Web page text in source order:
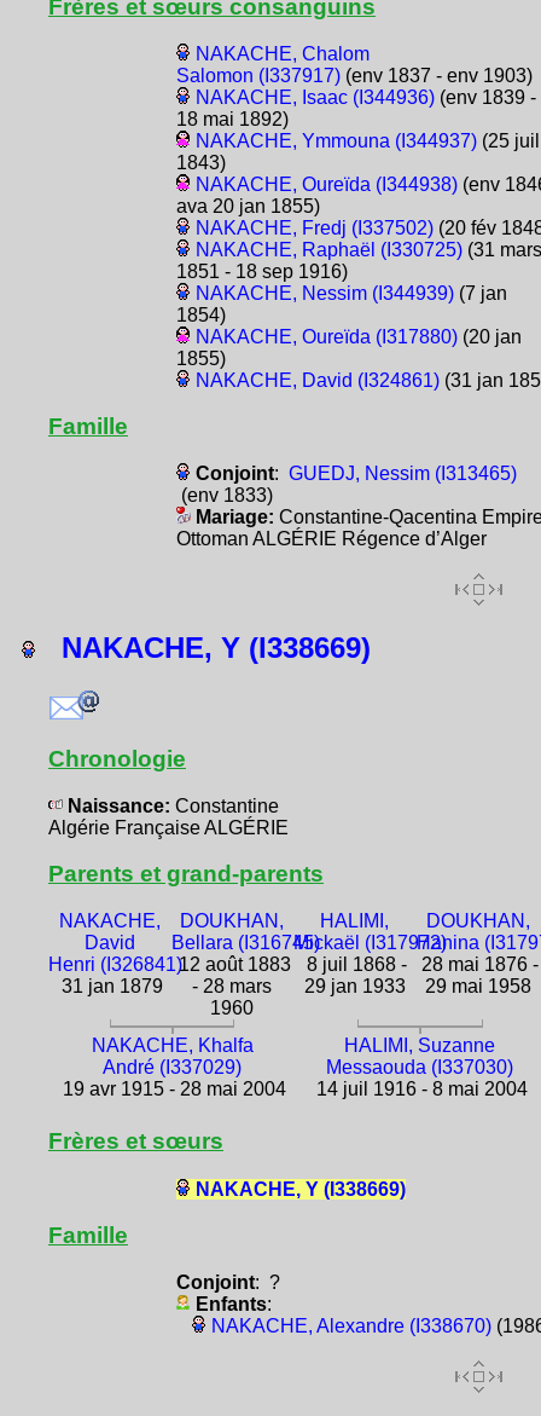
Frères et sœurs consanguins
NAKACHE, Chalom
Salomon (I337917)(env 1837 - env 1903)
NAKACHE, Isaac (I344936)(env 1839 -
18 mai 1892)
NAKACHE, Ymmouna (I344937)(25 juil
1843)
NAKACHE, Oureïda (I344938)(env
ava 20 jan 1855)
NAKACHE, Fredj (I337502)(20 fév
NAKACHE, Raphaël (I330725)(31 mars
1851 - 18 sep 1916)
NAKACHE, Nessim (I344939)(7 jan
1854)
NAKACHE, Oureïda (I317880)(20 jan
1855)
NAKACHE, David (I324861)(31 jan
Famille
Conjoint: GUEDJ, Nessim (I313465)
(env 1833)
Mariage: Constantine-Qacentina
Ottoman ALGÉRIE Régence d’Alger
NAKACHE, Y (I338669)
Chronologie
Naissance: Constantine
Algérie Française ALGÉRIE
Parents et grand-parents
NAKACHE,
David
Henri (I326841)
31 jan 1879
DOUKHAN,
Bellara (I316745)
12 août 1883
- 28 mars
1960
HALIMI,
Mickaël (I317972)
8 juil 1868 -
29 jan 1933
DOUKHAN,
Hanina
28 mai 1876 -
29 mai 1958
NAKACHE, Khalfa
André (I337029)
19 avr 1915 - 28 mai 2004
HALIMI, Suzanne
Messaouda (I337030)
14 juil 1916 - 8 mai 2004
Frères et sœurs
NAKACHE, Y (I338669)
Famille
Conjoint: ?
Enfants:
NAKACHE, Alexandre (I338670)